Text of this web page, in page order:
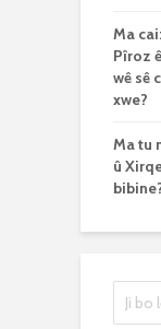
Ma
Pîroz
wê sê
xwe?
Ma tu
û